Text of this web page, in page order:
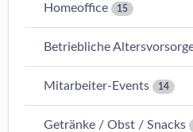
Homeoffice 15
Betriebliche
Mitarbeiter-Events 14
Getränke / Obst / Snacks